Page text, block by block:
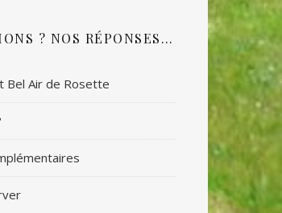
? NOS RÉPONSES…
Bel Air de Rosette